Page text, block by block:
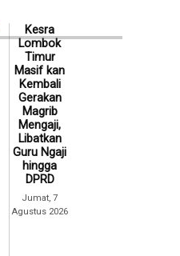
Kesra
Lombok
Timur
Masif kan
Kembali
Gerakan
Magrib
Mengaji,
Libatkan
Guru Ngaji
hingga
DPRD
Jumat, 7
Agustus 2026